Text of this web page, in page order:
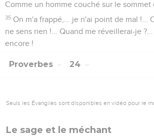
Comme un homme couché sur le sommet
35 On m'a frappé,... je n'ai point de mal !...
ne sens rien !... Quand me réveillerai-je
encore !
Proverbes 24
Seuls les Évangiles sont disponibles en vidéo pour le
Le sage et le méchant